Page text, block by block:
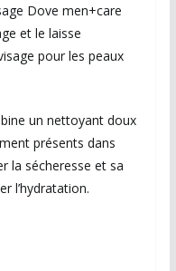
Dove men+care
et le laisse
pour les peaux
un nettoyant doux
présents dans
la sécheresse et sa
l’hydratation.